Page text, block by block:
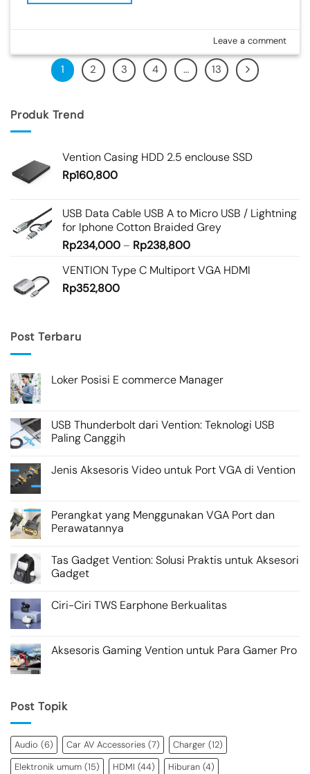
Leave a comment
1 2 3 4 … 13
Produk Trend
Vention Casing HDD 2.5 enclouse SSD
Rp160,800
USB Data Cable USB A to Micro USB / Lightning
for Iphone Cotton Braided Grey
Rp234,000– Rp238,800
VENTION Type C Multiport VGA HDMI
Rp352,800
Post Terbaru
Loker Posisi E commerce Manager
USB Thunderbolt dari Vention: Teknologi USB
Paling Canggih
Jenis Aksesoris Video untuk Port VGA di Vention
Perangkat yang Menggunakan VGA Port dan
Perawatannya
Tas Gadget Vention: Solusi Praktis untuk Aksesori
Gadget
Ciri-Ciri TWS Earphone Berkualitas
Aksesoris Gaming Vention untuk Para Gamer Pro
Post Topik
Audio (6) Car AV Accessories (7) Charger (12)
Elektronik umum (15) HDMI (44) Hiburan (4)